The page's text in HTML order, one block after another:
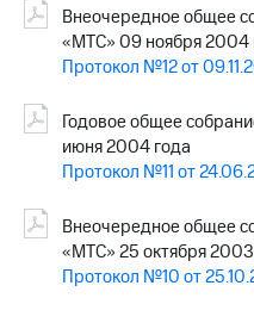
Внеочередное общее
«МТС» 09 ноября 2004
Протокол №12 от
Годовое общее
июня 2004 года
Протокол №11 от
Внеочередное общее
«МТС» 25 октября
Протокол №10 от